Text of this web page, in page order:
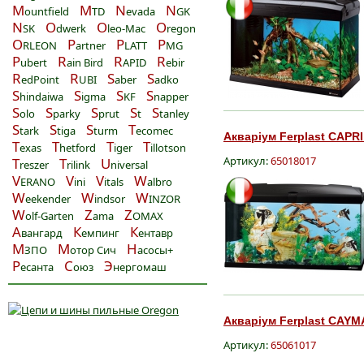
Mountfield MTD Nevada NGK
NSK Odwerk Oleo-Mac Oregon
ORLEON Partner PLATT PMG
Pubert Rain Bird RAPID Rebir
RedPoint RUBI Saber Sadko
Shindaiwa Sigma SKF Snapper
Solo Sparky Sprut St Stanley
Stark Stiga Sturm Tecomec
Texas Thetford Tiger Tillotson
Treszer Trilink Universal
VERANO Vini Vitals Walbro
Weekender Windsor WINZOR
Wolf-Garten Zama ZOMAX
Авангард Кемпинг Кентавр
МЗПО Мотор Сич Насосы+
Ресанта Союз Энергомаш
Акваріум Ferplast
Артикул:65018017
Акваріум Ferplast
Артикул:65061017